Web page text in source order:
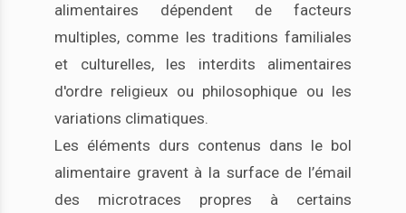
alimentaires dépendent de facteurs
multiples, comme les traditions familiales
et culturelles, les interdits alimentaires
d'ordre religieux ou philosophique ou les
variations climatiques.
Les éléments durs contenus dans le bol
alimentaire gravent à la surface de l’émail
des microtraces propres à certains